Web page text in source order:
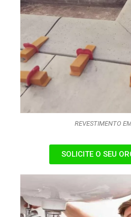
REVESTIMENTO
SOLICITE O SEU